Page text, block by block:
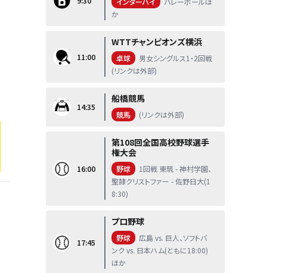
か
11:00
WTTチャンピオンズ横浜
卓球
男女シングルス1・2回戦
(リンクは外部)
14:35
船橋競馬
競馬 (リンクは外部)
16:00
第108回全国高校野球選手
権大会
野球
1回戦 東筑 - 神村学園、
聖隷クリストファー - 佐野日大(1
8:30)
17:45
プロ野球
野球
広島 vs. 巨人、ソフトバ
ンク vs. 日本ハム(ともに18:00)
ほか